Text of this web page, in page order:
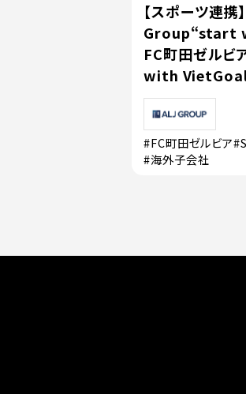
【スポーツ連携
FC町田ゼルビ
with VietGoal
#FC町田ゼルビア
#海外子会社